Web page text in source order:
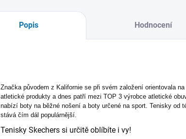
Popis Hodnocení
Značka původem z Kalifornie se při svém založení orientovala
atletické produkty a dnes patří mezi TOP 3 výrobce atletické
nabízí boty na běžné nošení a boty určené na sport. Tenisky od
stává čím dál populárnější.
Tenisky Skechers si určitě oblíbíte i vy!